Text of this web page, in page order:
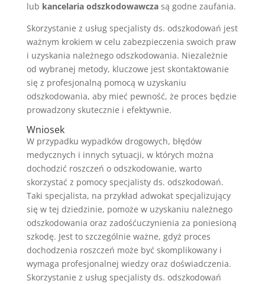
lub kancelaria odszkodowawczasą godne zaufania.
Skorzystanie z usług specjalisty ds. odszkodowań jest
ważnym krokiem w celu zabezpieczenia swoich praw
i uzyskania należnego odszkodowania. Niezależnie
od wybranej metody, kluczowe jest skontaktowanie
się z profesjonalną pomocą w uzyskaniu
odszkodowania, aby mieć pewność, że proces będzie
prowadzony skutecznie i efektywnie.
Wniosek
W przypadku wypadków drogowych, błędów
medycznych i innych sytuacji, w których można
dochodzić roszczeń o odszkodowanie, warto
skorzystać z pomocy specjalisty ds. odszkodowań.
Taki specjalista, na przykład adwokat specjalizujący
się w tej dziedzinie, pomoże w uzyskaniu należnego
odszkodowania oraz zadośćuczynienia za poniesioną
szkodę. Jest to szczególnie ważne, gdyż proces
dochodzenia roszczeń może być skomplikowany i
wymaga profesjonalnej wiedzy oraz doświadczenia.
Skorzystanie z usług specjalisty ds. odszkodowań